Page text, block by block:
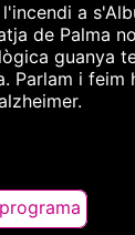
a
de Palma
guanya
Parlam i feim